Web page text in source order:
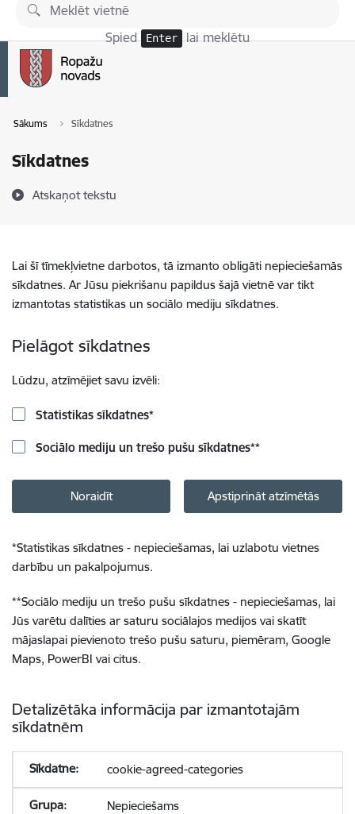
Pāriet uz lapas saturu
Spied Enter lai meklētu
Sākums Sīkdatnes
Sīkdatnes
Atskaņot tekstu
Lai šī tīmekļvietne darbotos, tā izmanto obligāti nepieciešamās
sīkdatnes. Ar Jūsu piekrišanu papildus šajā vietnē var tikt
izmantotas statistikas un sociālo mediju sīkdatnes.
Pielāgot sīkdatnes
Lūdzu, atzīmējiet savu izvēli:
Statistikas sīkdatnes*
Sociālo mediju un trešo pušu sīkdatnes**
Noraidīt Apstiprināt atzīmētās
*Statistikas sīkdatnes - nepieciešamas, lai uzlabotu vietnes
darbību un pakalpojumus.
**Sociālo mediju un trešo pušu sīkdatnes - nepieciešamas, lai
Jūs varētu dalīties ar saturu sociālajos medijos vai skatīt
mājaslapai pievienoto trešo pušu saturu, piemēram, Google
Maps, PowerBI vai citus.
Detalizētāka informācija par izmantotajām
sīkdatnēm
cookie-agreed-categories
Nepieciešams